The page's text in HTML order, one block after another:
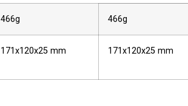
466g 466g
171x120x25 mm 171x120x25 mm